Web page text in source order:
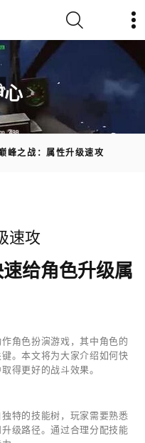
心
峰之战：属性升级速攻
速攻
给角色升级属
角色扮演游戏，其中角色的
。本文将为大家介绍如何快
得更好的战斗效果。
特的技能树，玩家需要熟悉
级路径。通过合理分配技能